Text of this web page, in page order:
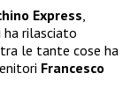
Express,
ha rilasciato
le tante cose ha
Francesco